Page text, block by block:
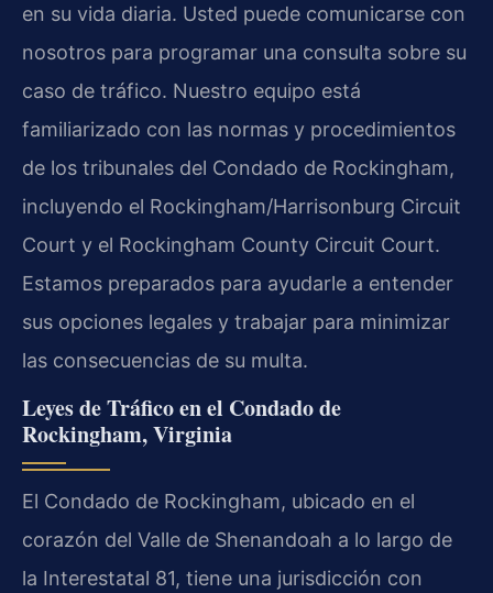
en su vida diaria. Usted puede comunicarse con
nosotros para programar una consulta sobre su
caso de tráfico. Nuestro equipo está
familiarizado con las normas y procedimientos
de los tribunales del Condado de Rockingham,
incluyendo el Rockingham/Harrisonburg Circuit
Court y el Rockingham County Circuit Court.
Estamos preparados para ayudarle a entender
sus opciones legales y trabajar para minimizar
las consecuencias de su multa.
Leyes de Tráfico en el Condado de
Rockingham, Virginia
El Condado de Rockingham, ubicado en el
corazón del Valle de Shenandoah a lo largo de
la Interestatal 81, tiene una jurisdicción con